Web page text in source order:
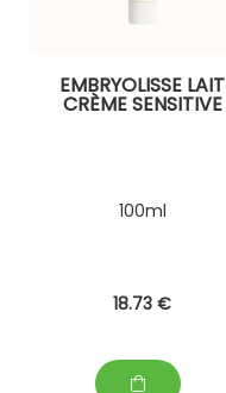
EMBRYOLISSE LAIT
CRÈME SENSITIVE
100ml
18.73 €